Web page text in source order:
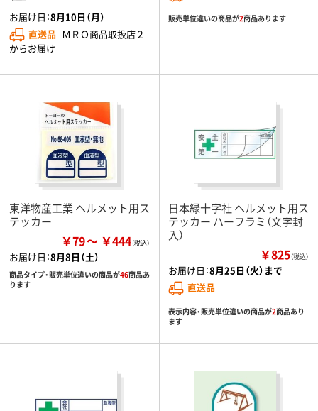
お届け日：8月10日（月）
直送品 ＭＲＯ商品取扱店２
からお届け
販売単位違いの商品が2商品あります
東洋物産工業 ヘルメット用ス
テッカー
￥79 ￥444
お届け日：8月8日（土）
商品タイプ・販売単位違いの商品が46商品あ
ります
日本緑十字社 ヘルメット用ス
テッカー ハーフラミ（文字封
入）
￥825（税込）
お届け日：8月25日（火）まで
直送品
表示内容・販売単位違いの商品が2商品あり
ます